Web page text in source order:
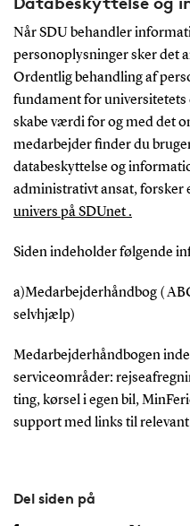
Når SDU behandler
personoplysninger sker det
Ordentlig behandling af
fundament for universitetets
skabe værdi for og med det
medarbejder finder du
databeskyttelse og
administrativt ansat, forsker
univers på SDUnet .
Siden indeholder følgende
a)Medarbejderhåndbog (
selvhjælp)
Medarbejderhåndbogen
serviceområder:
ting, kørsel i egen bil,
support med links til
Del siden på